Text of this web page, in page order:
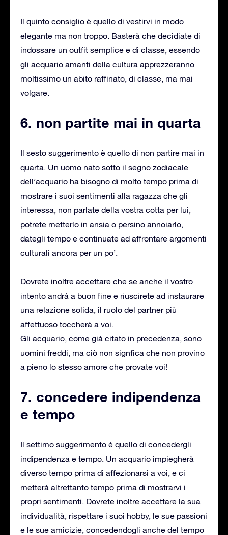
Il quinto consiglio è quello di vestirvi in modo
elegante ma non troppo. Basterà che decidiate di
indossare un outfit semplice e di classe, essendo
gli acquario amanti della cultura apprezzeranno
moltissimo un abito raffinato, di classe, ma mai
volgare.
6. non partite mai in quarta
Il sesto suggerimento è quello di non partire mai in
quarta. Un uomo nato sotto il segno zodiacale
dell’acquario ha bisogno di molto tempo prima di
mostrare i suoi sentimenti alla ragazza che gli
interessa, non parlate della vostra cotta per lui,
potrete metterlo in ansia o persino annoiarlo,
dategli tempo e continuate ad affrontare argomenti
culturali ancora per un po’.
Dovrete inoltre accettare che se anche il vostro
intento andrà a buon fine e riuscirete ad instaurare
una relazione solida, il ruolo del partner più
affettuoso toccherà a voi.
Gli acquario, come già citato in precedenza, sono
uomini freddi, ma ciò non signfica che non provino
a pieno lo stesso amore che provate voi!
7. concedere indipendenza
e tempo
Il settimo suggerimento è quello di concedergli
indipendenza e tempo. Un acquario impiegherà
diverso tempo prima di affezionarsi a voi, e ci
metterà altrettanto tempo prima di mostrarvi i
propri sentimenti. Dovrete inoltre accettare la sua
individualità, rispettare i suoi hobby, le sue passioni
e le sue amicizie, concedendogli anche del tempo